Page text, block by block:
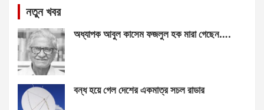
নতুন খবর
অধ্যাপক আবুল কাসেম ফজলুল হক মারা গেছেন….
বন্ধ হয়ে গেল দেশের একমাত্র সচল রাডার